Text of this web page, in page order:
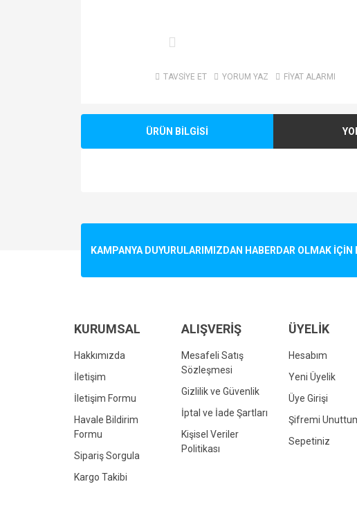
TAVSİYE ET YORUM YAZ FİYAT ALARMI
ÜRÜN BİLGİSİ
Ürün resmi kalitesiz, bozuk veya görüntülenemiyor.
Bu ürüne benzer farklı alternatifler olmalı.
KAMPANYA DUYURULARIMIZDAN HABERDAR OLMAK
KURUMSAL
Hakkımızda
İletişim
İletişim Formu
Havale Bildirim
Formu
Sipariş Sorgula
Kargo Takibi
ALIŞVERİŞ
Mesafeli Satış
Sözleşmesi
Gizlilik ve Güvenlik
İptal ve İade Şartları
Kişisel Veriler
Politikası
ÜYELİK
Hesabım
Yeni Üyelik
Üye Girişi
Şifremi
Sepetiniz